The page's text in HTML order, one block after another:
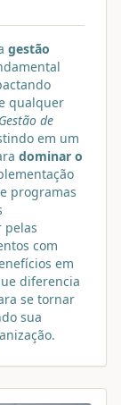
gestão
qualquer
Gestão de
em um
dominar o
programas
pelas
com
em
diferencia
se tornar
sua